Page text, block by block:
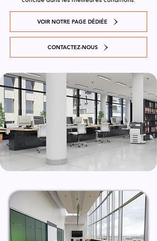
VOIR NOTRE PAGE DÉDIÉE
CONTACTEZ-NOUS